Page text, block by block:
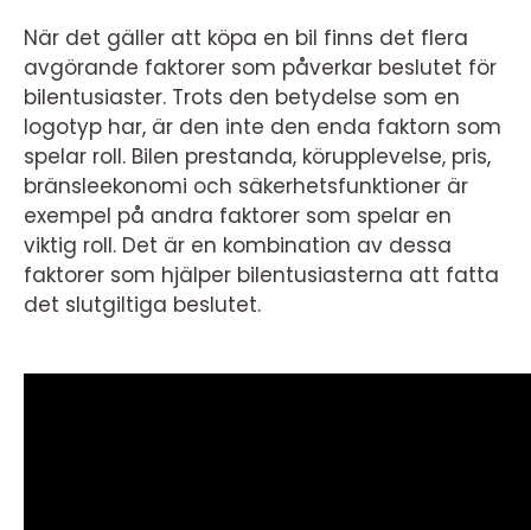
När det gäller att köpa en bil finns det flera
avgörande faktorer som påverkar beslutet för
bilentusiaster. Trots den betydelse som en
logotyp har, är den inte den enda faktorn som
spelar roll. Bilen prestanda, körupplevelse, pris,
bränsleekonomi och säkerhetsfunktioner är
exempel på andra faktorer som spelar en
viktig roll. Det är en kombination av dessa
faktorer som hjälper bilentusiasterna att fatta
det slutgiltiga beslutet.